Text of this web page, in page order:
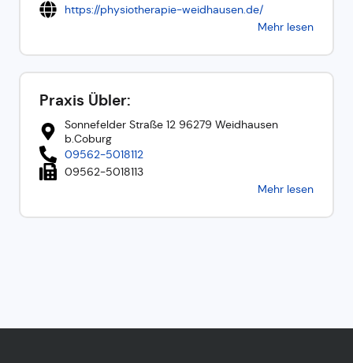
https://physiotherapie-weidhausen.de/
Mehr lesen
Praxis Übler:
Sonnefelder Straße 12 96279 Weidhausen
b.Coburg
09562-5018112
09562-5018113
Mehr lesen